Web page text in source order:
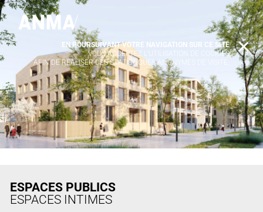
ESPACES PUBLICS
ESPACES INTIMES
EN POURSUIVANT VOTRE NAVIGATION SUR CE SITE
VOUS ACCEPTEZ L’UTILISATION DE COOKIES
AFIN DE RÉALISER DES STATISTIQUES ANONYMES DE VISITE.
X